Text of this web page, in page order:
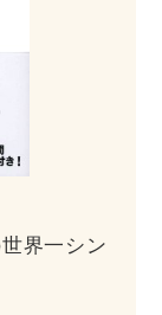
界一シン